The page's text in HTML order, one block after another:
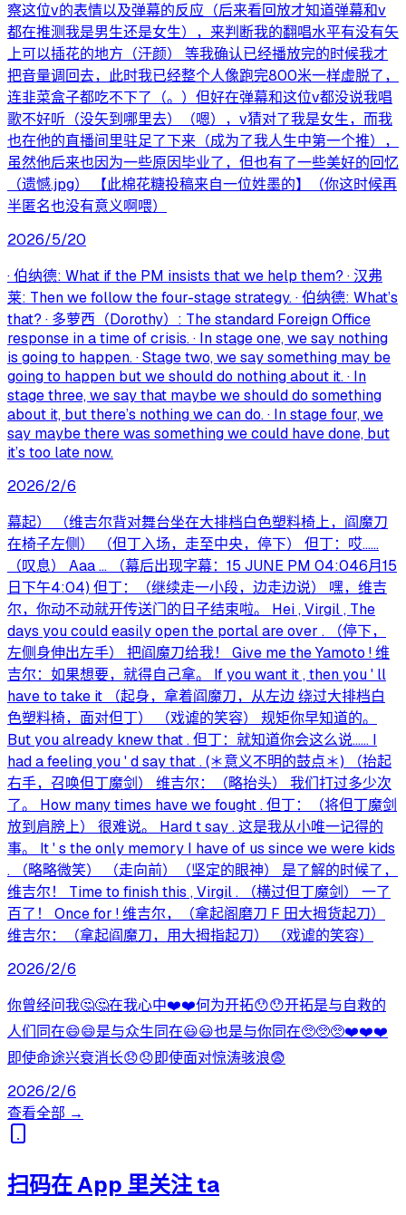
察这位v的表情以及弹幕的反应（后来看回放才知道弹幕和v
都在推测我是男生还是女生），来判断我的翻唱水平有没有矢
上可以插花的地方（汗颜） 等我确认已经播放完的时候我才
把音量调回去，此时我已经整个人像跑完800米一样虚脱了，
连韭菜盒子都吃不下了（。）但好在弹幕和这位v都没说我唱
歌不好听（没矢到哪里去）（嗯），v猜对了我是女生，而我
也在他的直播间里驻足了下来（成为了我人生中第一个推），
虽然他后来也因为一些原因毕业了，但也有了一些美好的回忆
（遗憾.jpg） 【此棉花糖投稿来自一位姓墨的】（你这时候再
半匿名也没有意义啊喂）
2026/5/20
· 伯纳德: What if the PM insists that we help them? · 汉弗
莱: Then we follow the four-stage strategy. · 伯纳德: What’s
that? · 多萝西（Dorothy）: The standard Foreign Office
response in a time of crisis. · In stage one, we say nothing
is going to happen. · Stage two, we say something may be
going to happen but we should do nothing about it. · In
stage three, we say that maybe we should do something
about it, but there’s nothing we can do. · In stage four, we
say maybe there was something we could have done, but
it’s too late now.
2026/2/6
幕起） （维吉尔背对舞台坐在大排档白色塑料椅上，阎魔刀
在椅子左侧） （但丁入场，走至中央，停下） 但丁：哎……
（叹息） Aaa ... （幕后出现字幕：15 JUNE PM 04:046月15
日下午4:04) 但丁：（继续走一小段，边走边说） 嘿，维吉
尔，你动不动就开传送门的日子结束啦。 Hei , Virgil , The
days you could easily open the portal are over . （停下，
左侧身伸出左手） 把阎魔刀给我！ Give me the Yamoto ! 维
吉尔：如果想要，就得自己拿。 If you want it , then you ' ll
have to take it （起身，拿着阎魔刀，从左边 绕过大排档白
色塑料椅，面对但丁） （戏谑的笑容） 规矩你早知道的。
But you already knew that . 但丁：就知道你会这么说…… I
had a feeling you ' d say that . (＊意义不明的鼓点＊) （抬起
右手，召唤但丁魔剑） 维吉尔：（略抬头） 我们打过多少次
了。 How many times have we fought . 但丁：（将但丁魔剑
放到肩膀上） 很难说。 Hard t say . 这是我从小唯一记得的
事。 It ' s the only memory I have of us since we were kids
. （略略微笑） （走向前）（坚定的眼神） 是了解的时候了，
维吉尔！ Time to finish this , Virgil . （横过但丁魔剑） 一了
百了！ Once for ! 维吉尔，（拿起阁磨刀 F 田大拇货起刀）
维吉尔：（拿起阎魔刀，用大拇指起刀） （戏谑的笑容）
2026/2/6
你曾经问我🤔🤔在我心中❤️❤️何为开拓😯😯开拓是与自救的
人们同在😄😄是与众生同在😃😃也是与你同在🥺🥺🥺❤️❤️❤️
即使命途兴衰消长😞😞即使面对惊涛骇浪😨
2026/2/6
查看全部 →
扫码在 App 里关注 ta